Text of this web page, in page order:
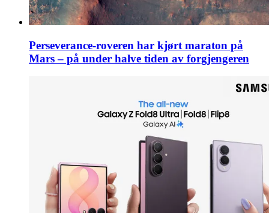
Perseverance-roveren har kjørt maraton på
Mars – på under halve tiden av forgjengeren